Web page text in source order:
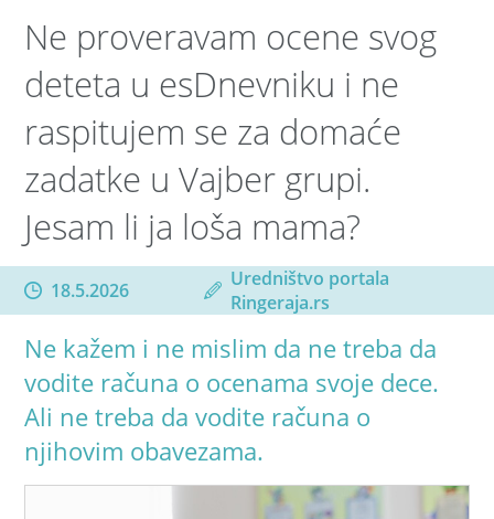
Ne proveravam ocene svog
deteta u esDnevniku i ne
raspitujem se za domaće
zadatke u Vajber grupi.
Jesam li ja loša mama?
18.5.2026
Uredništvo portala
Ringeraja.rs
Ne kažem i ne mislim da ne treba da
vodite računa o ocenama svoje dece.
Ali ne treba da vodite računa o
njihovim obavezama.